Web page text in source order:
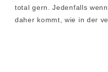
total gern. Jedenfalls
daher kommt, wie in der